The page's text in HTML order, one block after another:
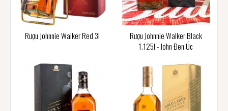
Rượu Johnnie Walker Red 3l
Rượu Johnnie Walker Black
1.125l - John Đen Úc